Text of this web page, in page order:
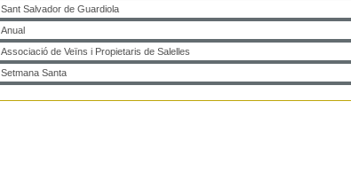
Sant Salvador de Guardiola
Anual
Associació de Veïns i Propietaris de Salelles
Setmana Santa